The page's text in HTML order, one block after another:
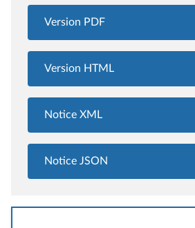
Version PDF
Version HTML
Notice XML
Notice JSON